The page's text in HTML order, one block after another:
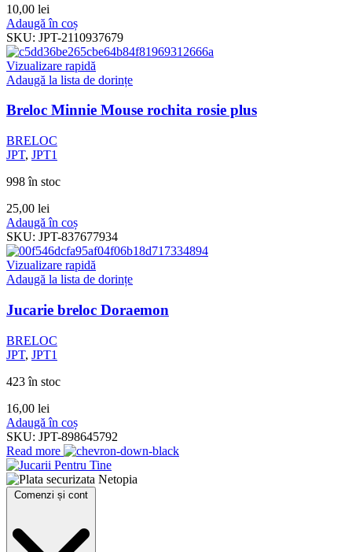
10,00 lei
Adaugă în coș
SKU: JPT-2110937679
Vizualizare rapidă
Adaugă la lista de dorințe
Breloc Minnie Mouse rochita rosie plus
BRELOC
JPT, JPT1
998 în stoc
25,00 lei
Adaugă în coș
SKU: JPT-837677934
Vizualizare rapidă
Adaugă la lista de dorințe
Jucarie breloc Doraemon
BRELOC
JPT, JPT1
423 în stoc
16,00 lei
Adaugă în coș
SKU: JPT-898645792
Read more
Comenzi și cont